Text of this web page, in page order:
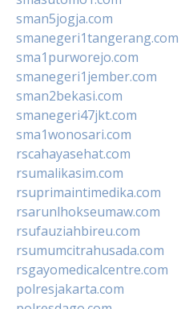
sman5jogja.com
smanegeri1tangerang.com
sma1purworejo.com
smanegeri1jember.com
sman2bekasi.com
smanegeri47jkt.com
sma1wonosari.com
rscahayasehat.com
rsumalikasim.com
rsuprimaintimedika.com
rsarunlhokseumaw.com
rsufauziahbireu.com
rsumumcitrahusada.com
rsgayomedicalcentre.com
polresjakarta.com